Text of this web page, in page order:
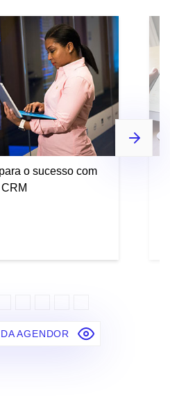
o sucesso com
CRM
AGENDOR